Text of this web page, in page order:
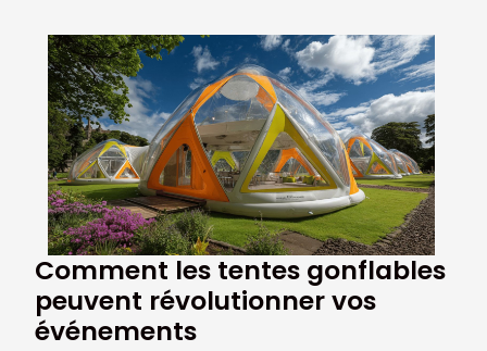
Comment les tentes gonflables
peuvent révolutionner vos
événements